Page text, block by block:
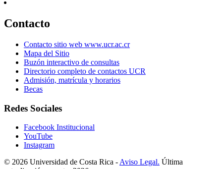
Contacto
Contacto sitio web www.ucr.ac.cr
Mapa del Sitio
Buzón interactivo de consultas
Directorio completo de contactos UCR
Admisión, matrícula y horarios
Becas
Redes Sociales
Facebook Institucional
YouTube
Instagram
© 2026 Universidad de Costa Rica - Aviso Legal. Última